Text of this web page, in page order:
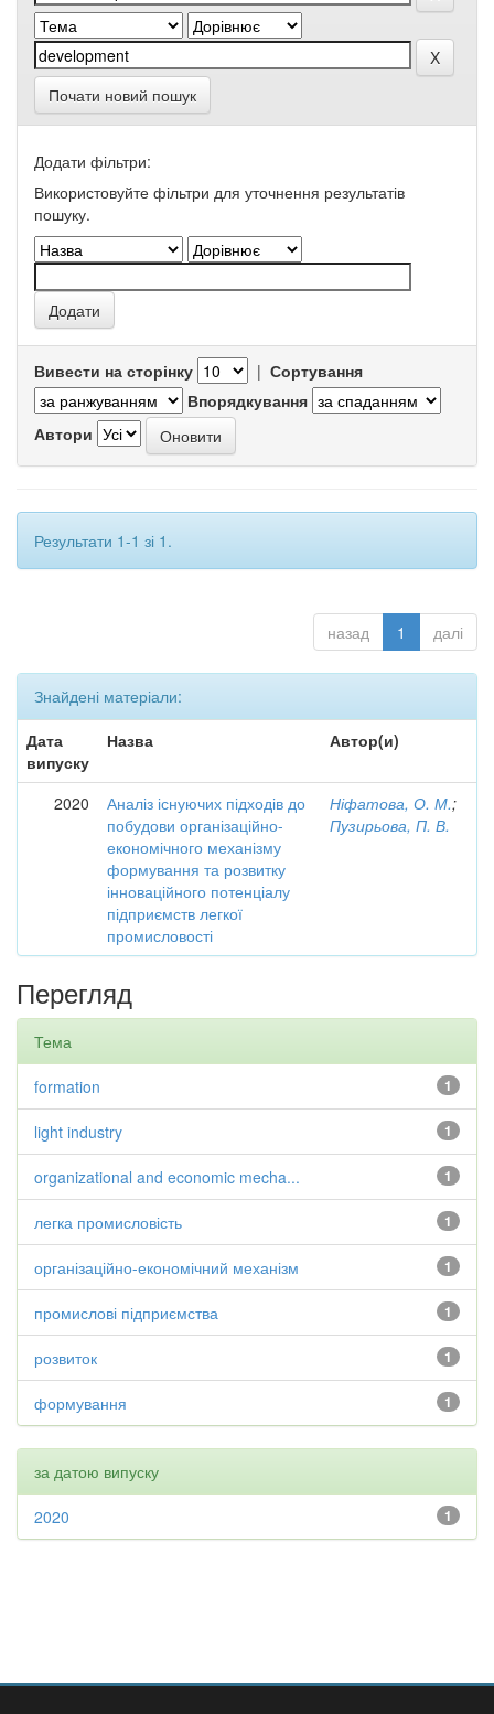
Почати новий пошук
Додати фільтри:
Використовуйте фільтри для уточнення результатів
пошуку.
Вивести на сторінку | Сортування
Впорядкування
Автори
Результати 1-1 зі 1.
назад 1 далі
Знайдені матеріали:
Дата
випуску
Назва Автор(и)
2020
Аналіз існуючих підходів до
побудови організаційно-
економічного механізму
формування та розвитку
інноваційного потенціалу
підприємств легкої
промисловості
Ніфатова, О. М.;
Пузирьова, П. В.
Перегляд
Тема
1
formation
1
light industry
1
organizational and economic mecha...
1
легка промисловість
1
організаційно-економічний механізм
1
промислові підприємства
1
розвиток
1
формування
за датою випуску
1
2020